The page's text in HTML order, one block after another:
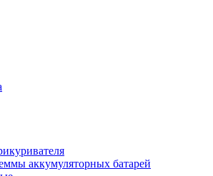
аккумуляторных батарей